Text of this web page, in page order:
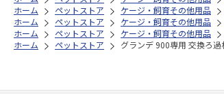
ホーム
ペットストア ケージ・飼育その他用品
ホーム
ペットストア ケージ・飼育その他用品
ホーム
ペットストア ケージ・飼育その他用品
ホーム
ペットストア グランデ 900専用 交換ろ過